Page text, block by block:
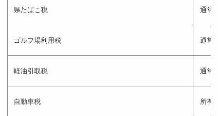
県たばこ税 通常
ゴルフ場利用税 通常
軽油引取税 通常
自動車税 所有